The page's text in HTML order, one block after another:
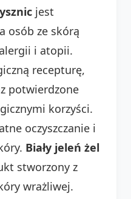
jest
osób ze skórą
i atopii.
recepturę,
potwierdzone
korzyści.
oczyszczanie i
Biały jeleń żel
stworzony z
wrażliwej.